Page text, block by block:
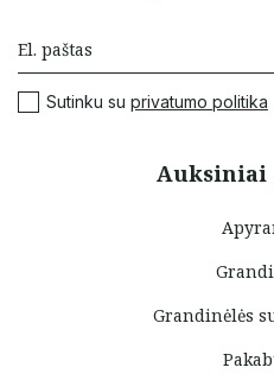
Auksiniai
Grandinėlės
Sutinku su privatumo politika